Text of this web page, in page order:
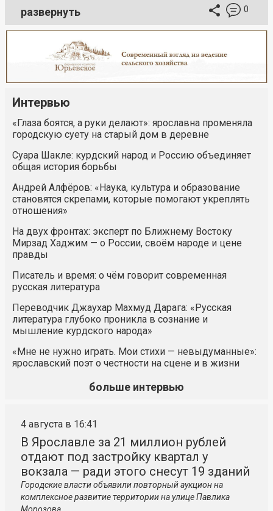
развернуть 0
Интервью
«Глаза боятся, а руки делают»: ярославна променяла
городскую суету на старый дом в деревне
Суара Шакле: курдский народ и Россию объединяет
общая история борьбы
Андрей Алфёров: «Наука, культура и образование
становятся скрепами, которые помогают укреплять
отношения»
На двух фронтах: эксперт по Ближнему Востоку
Мирзад Хаджим — о России, своём народе и цене
правды
Писатель и время: о чём говорит современная
русская литература
Переводчик Джаухар Махмуд Дарага: «Русская
литература глубоко проникла в сознание и
мышление курдского народа»
«Мне не нужно играть. Мои стихи — невыдуманные»:
ярославский поэт о честности на сцене и в жизни
больше интервью
4 августа в 16:41
В Ярославле за 21 миллион рублей
отдают под застройку квартал у
вокзала — ради этого снесут 19 зданий
Городские власти объявили повторный аукцион на
комплексное развитие территории на улице Павлика
Морозова.